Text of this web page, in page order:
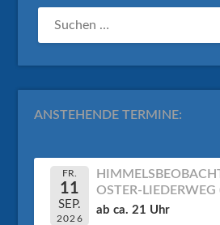
SUCHEN
NACH:
ANSTEHENDE TERMINE:
FR.
11
SEP.
2026
OSTER-LIEDERWEG
ab ca. 21 Uhr